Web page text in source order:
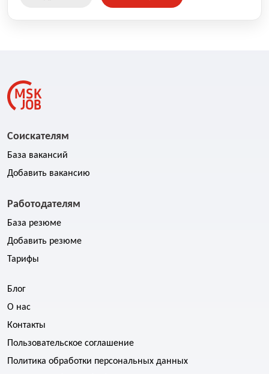
Соискателям
База вакансий
Добавить вакансию
Работодателям
База резюме
Добавить резюме
Тарифы
Блог
О нас
Контакты
Пользовательское соглашение
Политика обработки персональных данных